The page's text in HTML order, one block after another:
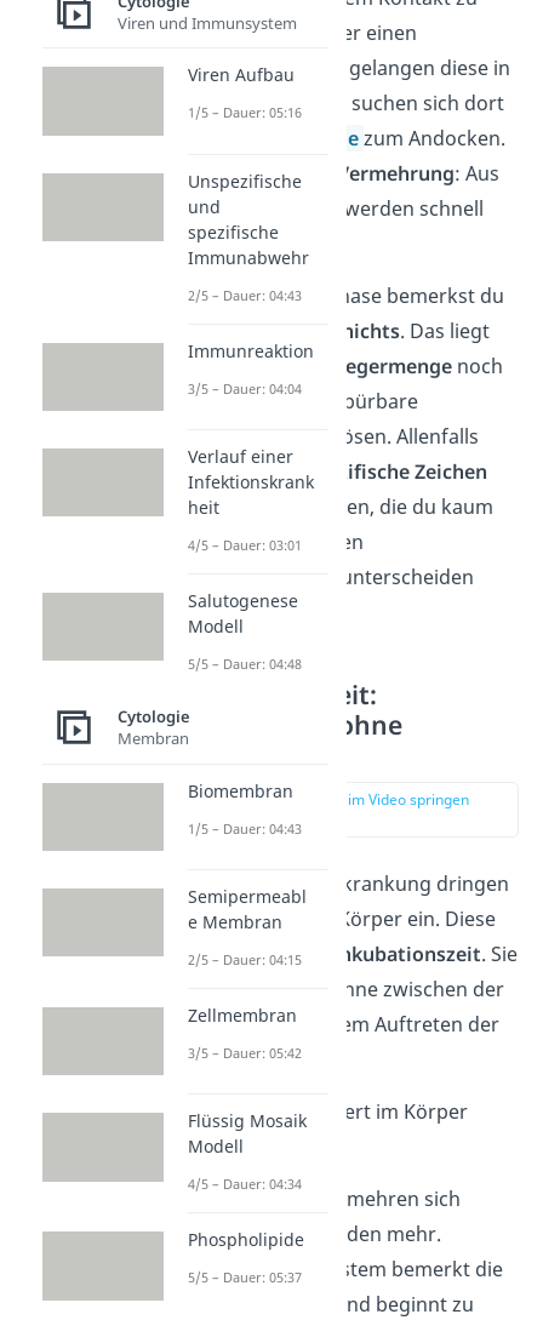
einemErreger
. Über einen
Übertragungsweg
gelangen diese in
deinen Körper und suchen sich dort
Zellezum Andocken.
Dann beginnt die
Vermehrung: Aus
wenigen Erregern werden schnell
viele.
In dieser frühen Phase bemerkst du
nichts. Das liegt
daran, dass die
Erregermenge noch
zu geringist, um spürbare
Reaktionen auszulösen. Allenfalls
treten sehrunspezifische Zeichen
auf — also Anzeichen, die du kaum
von einem normalen
Müdigkeitsgefühl unterscheiden
kannst.
Inkubationszeit:
Vermehrung ohne
Symptome
zur Stelle im Video springen
Zu Beginn einer Erkrankung dringen
Erreger in deinen Körper ein. Diese
Phase nennst du
Inkubationszeit. Sie
beschreibt die Spanne zwischen der
Ansteckung und dem Auftreten der
ersten Symptome.
In dieser Zeit passiert im Körper
einiges:
Die Erreger vermehren sich
weiter und werden mehr.
Dein Immunsystem bemerkt die
Eindringlinge und beginnt zu
Viren und Immunsystem
Viren Aufbau
1/5 – Dauer: 05:16
Unspezifische
und
spezifische
Immunabwehr
2/5 – Dauer: 04:43
Immunreaktion
3/5 – Dauer: 04:04
Verlauf einer
Infektionskrank
heit
4/5 – Dauer: 03:01
Salutogenese
Modell
5/5 – Dauer: 04:48
Cytologie
Membran
Biomembran
1/5 – Dauer: 04:43
Semipermeabl
e Membran
2/5 – Dauer: 04:15
Zellmembran
3/5 – Dauer: 05:42
Flüssig Mosaik
Modell
4/5 – Dauer: 04:34
Phospholipide
5/5 – Dauer: 05:37